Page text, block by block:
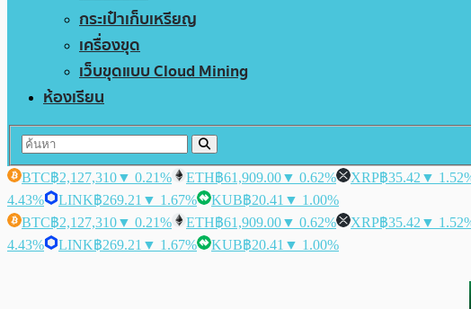
กระเป๋าเก็บเหรียญ
เครื่องขุด
เว็บขุดแบบ Cloud Mining
ห้องเรียน
BTC฿2,127,310▼ 0.21% ETH฿61,909.00▼ 0.62% XRP฿35.42 ▼
4.43%
LINK฿269.21 ▼ 1.67% KUB฿20.41 ▼ 1.00%
BTC฿2,127,310▼ 0.21% ETH฿61,909.00▼ 0.62% XRP฿35.42 ▼
4.43%
LINK฿269.21 ▼ 1.67% KUB฿20.41 ▼ 1.00%